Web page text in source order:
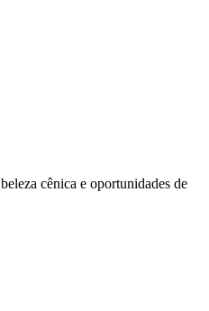
cênica e oportunidades de